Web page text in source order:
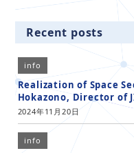
Recent posts
info
Realization of Space
Hokazono, Director of
2024年11月20日
info